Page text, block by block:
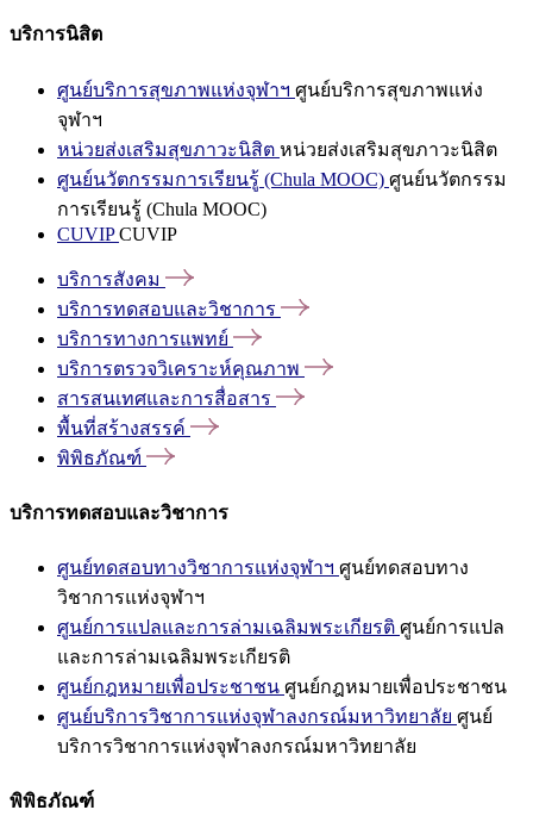
บริการนิสิต
ศูนย์บริการสุขภาพแห่งจุฬาฯ ศูนย์บริการสุขภาพแห่ง
จุฬาฯ
หน่วยส่งเสริมสุขภาวะนิสิต หน่วยส่งเสริมสุขภาวะนิสิต
ศูนย์นวัตกรรมการเรียนรู้ (Chula MOOC) ศูนย์นวัตกรรม
การเรียนรู้ (Chula MOOC)
CUVIPCUVIP
บริการสังคม
บริการทดสอบและวิชาการ
บริการทางการแพทย์
บริการตรวจวิเคราะห์คุณภาพ
สารสนเทศและการสื่อสาร
พื้นที่สร้างสรรค์
พิพิธภัณฑ์
บริการทดสอบและวิชาการ
ศูนย์ทดสอบทางวิชาการแห่งจุฬาฯ ศูนย์ทดสอบทาง
วิชาการแห่งจุฬาฯ
ศูนย์การแปลและการล่ามเฉลิมพระเกียรติ ศูนย์การแปล
และการล่ามเฉลิมพระเกียรติ
ศูนย์กฎหมายเพื่อประชาชน ศูนย์กฎหมายเพื่อประชาชน
ศูนย์บริการวิชาการแห่งจุฬาลงกรณ์มหาวิทยาลัย ศูนย์
บริการวิชาการแห่งจุฬาลงกรณ์มหาวิทยาลัย
พิพิธภัณฑ์